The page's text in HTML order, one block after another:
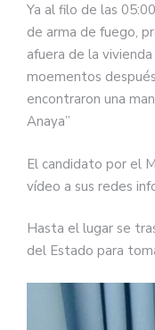
Ya al filo de las
de arma de fuego,
afuera de la
moementos
encontraron una
Anaya”
El candidato por el
vídeo a sus redes
Hasta el lugar se
del Estado para